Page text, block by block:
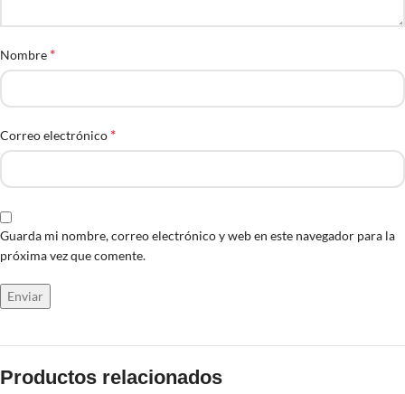
Nombre *
Correo electrónico *
Guarda mi nombre, correo electrónico y web en este navegador para la
próxima vez que comente.
Productos relacionados